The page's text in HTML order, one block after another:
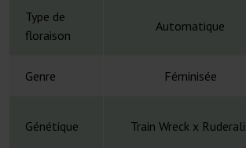
Type de
floraison
Automatique
Genre Féminisée
Génétique Train Wreck x